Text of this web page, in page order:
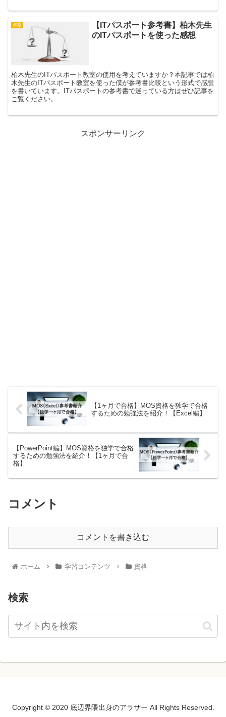
資格
【ITパスポート参考書】柏木先生
のITパスポートを使った感想
柏木先生のITパスポート教室の使用を考えていますか？本記事では柏
木先生のITパスポート教室を使った僕が参考書比較という形式で感想
を書いています。ITパスポートの参考書で迷っている方はぜひ記事を
ご覧ください。
スポンサーリンク
【1ヶ月で合格】MOS資格を独学で合格
するための勉強法を紹介！【Excel編】
【PowerPoint編】MOS資格を独学で合格
するための勉強法を紹介！【1ヶ月で合
格】
コメント
コメントを書き込む
ホーム 学習コンテンツ 資格
検索
Copyright © 2020 底辺界隈出身のアラサー All Rights Reserved.